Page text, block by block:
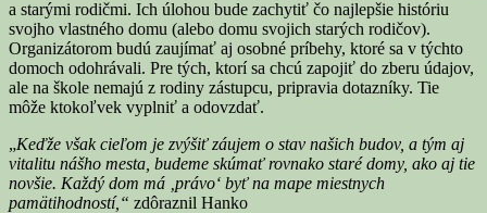
a starými rodičmi. Ich úlohou bude zachytiť čo najlepšie históriu
svojho vlastného domu (alebo domu svojich starých rodičov).
Organizátorom budú zaujímať aj osobné príbehy, ktoré sa v týchto
domoch odohrávali. Pre tých, ktorí sa chcú zapojiť do zberu údajov,
ale na škole nemajú z rodiny zástupcu, pripravia dotazníky. Tie
môže ktokoľvek vyplniť a odovzdať.
„Keďže však cieľom je zvýšiť záujem o stav našich budov, a tým aj
vitalitu nášho mesta, budeme skúmať rovnako staré domy, ako aj tie
novšie. Každý dom má ‚právo‘ byť na mape miestnych
pamätihodností,“ zdôraznil Hanko